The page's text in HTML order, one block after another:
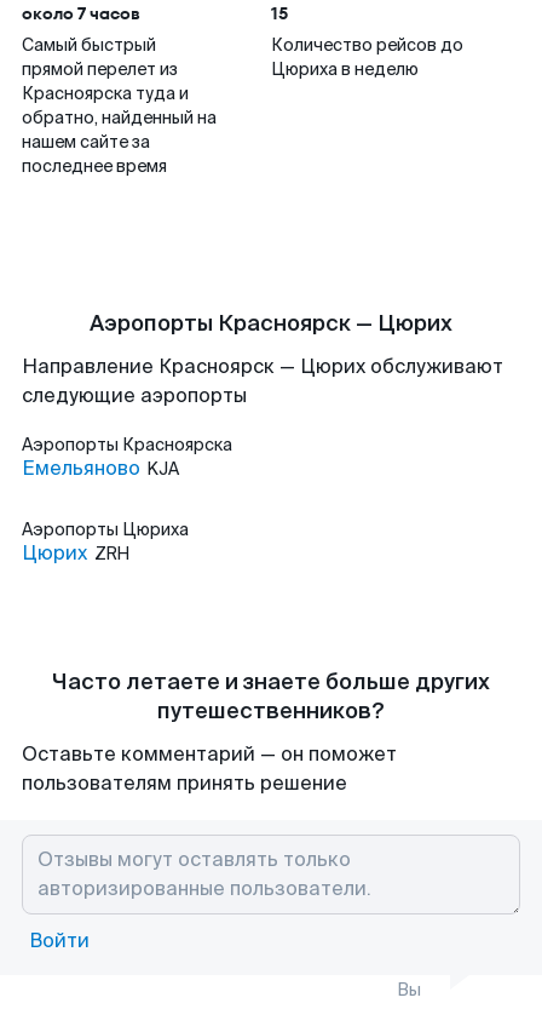
около 7 часов
Самый быстрый
прямой перелет из
Красноярска туда и
обратно, найденный на
нашем сайте за
последнее время
15
Количество рейсов до
Цюриха в неделю
Аэропорты Красноярск — Цюрих
Направление Красноярск — Цюрих обслуживают
следующие аэропорты
Аэропорты Красноярска
Емельяново KJA
Аэропорты Цюриха
Цюрих ZRH
Часто летаете и знаете больше других
путешественников?
Оставьте комментарий — он поможет
пользователям принять решение
Войти
Вы